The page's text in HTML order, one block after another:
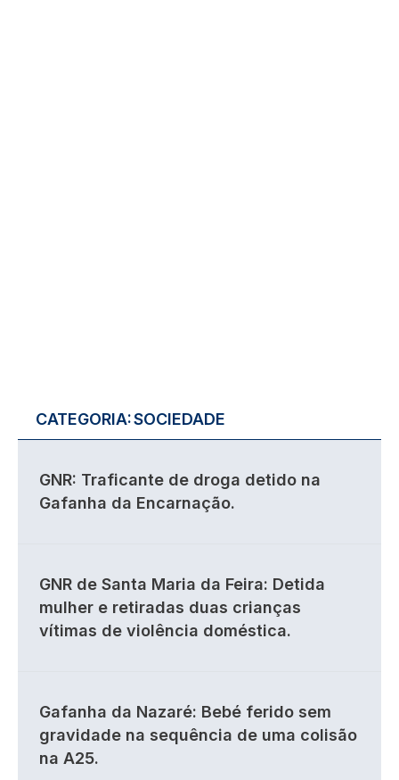
CATEGORIA:SOCIEDADE
GNR: Traficante de droga detido na
Gafanha da Encarnação.
GNR de Santa Maria da Feira: Detida
mulher e retiradas duas crianças
vítimas de violência doméstica.
Gafanha da Nazaré: Bebé ferido sem
gravidade na sequência de uma colisão
na A25.